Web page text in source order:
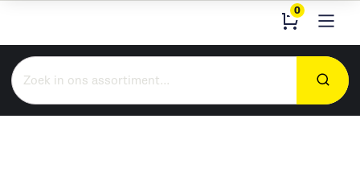
0
Zoeken
naar: